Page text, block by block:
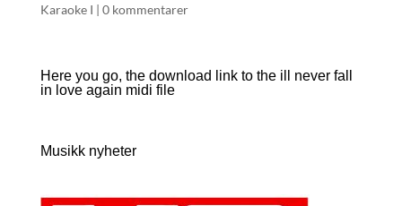
Karaoke I | 0 kommentarer
Here you go, the download link to the ill never fall
in love again midi file
Musikk nyheter